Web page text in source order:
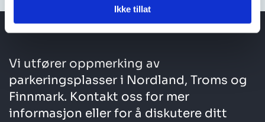
Ikke tillat
Vi utfører oppmerking av
parkeringsplasser i Nordland, Troms og
Finnmark. Kontakt oss for mer
informasjon eller for å diskutere ditt